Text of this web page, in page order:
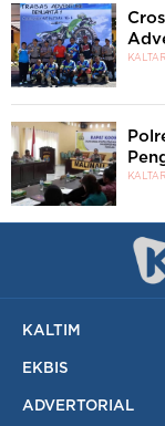
KALTIM
EKBIS
ADVERTORIAL